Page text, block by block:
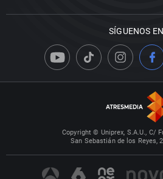
SÍGUENOS EN
Copyright © Uniprex, S.A.U., C/
San Sebastián de los Reyes,